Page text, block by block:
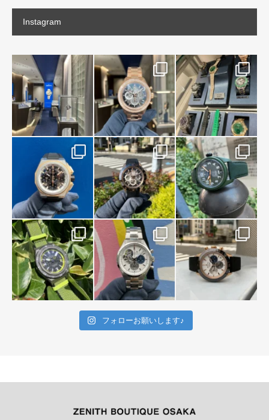
Instagram
フォローお願いします♪